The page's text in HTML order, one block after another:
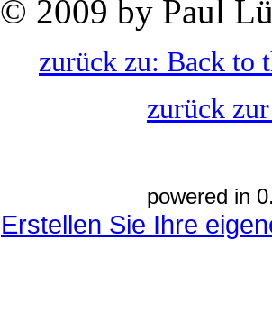
© 2009 by Paul
zurück zu: Back to
zurück
powered in
Erstellen Sie Ihre